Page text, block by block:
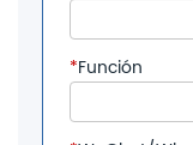
*Función